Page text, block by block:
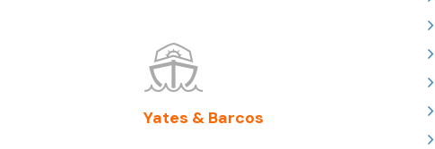
Yates & Barcos